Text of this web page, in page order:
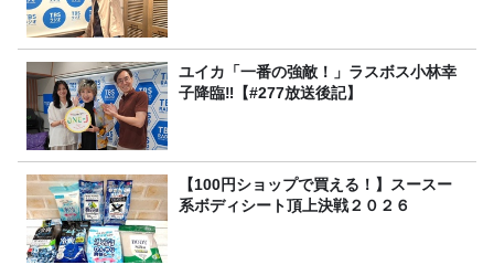
ユイカ「一番の強敵！」ラスボス小林幸
子降臨‼【#277放送後記】
【100円ショップで買える！】スースー
系ボディシート頂上決戦２０２６